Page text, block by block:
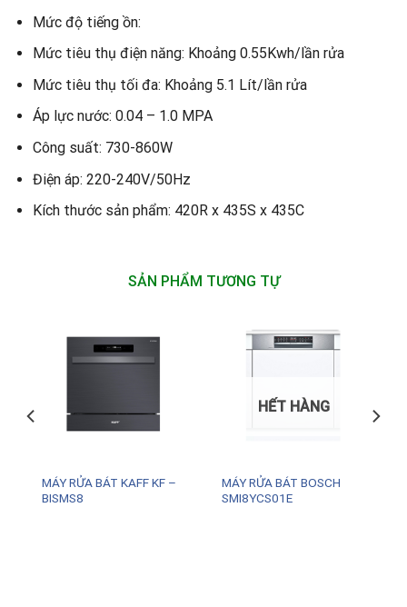
Mức độ tiếng ồn:
Mức tiêu thụ điện năng: Khoảng 0.55Kwh/lần rửa
Mức tiêu thụ tối đa: Khoảng 5.1 Lít/lần rửa
Áp lực nước: 0.04 – 1.0 MPA
Công suất: 730-860W
Điện áp: 220-240V/50Hz
Kích thước sản phẩm: 420R x 435S x 435C
SẢN PHẨM TƯƠNG TỰ
MÁY RỬA BÁT KAFF KF –
BISMS8
HẾT HÀNG
MÁY RỬA BÁT BOSCH
SMI8YCS01E